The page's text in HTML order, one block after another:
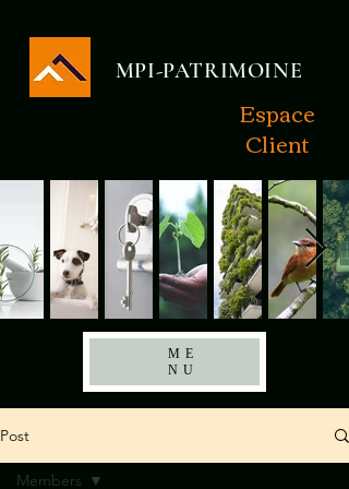
MPI-PATRIMOINE
ME
NU
Espace
Client
Post
Members